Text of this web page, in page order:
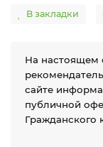
В закладки
На настоящем
сайте
публичной
Гражданского